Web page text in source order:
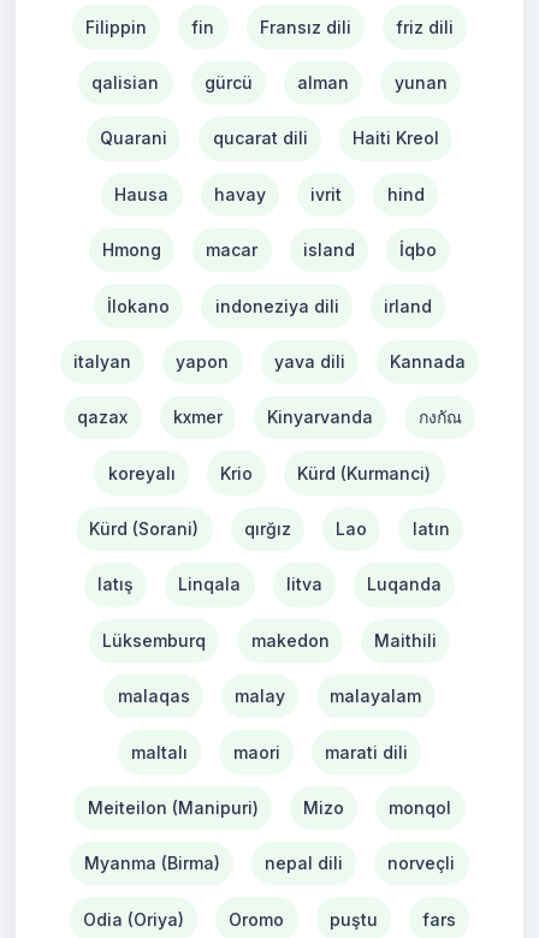
Filippin fin Fransız dili friz dili
qalisian gürcü alman yunan
Quarani qucarat dili Haiti Kreol
Hausa havay ivrit hind
Hmong macar island İqbo
İlokano indoneziya dili irland
italyan yapon yava dili Kannada
qazax kxmer Kinyarvanda กงกัณ
koreyalı Krio Kürd (Kurmanci)
Kürd (Sorani) qırğız Lao latın
latış Linqala litva Luqanda
Lüksemburq makedon Maithili
malaqas malay malayalam
maltalı maori marati dili
Meiteilon (Manipuri) Mizo monqol
Myanma (Birma) nepal dili norveçli
Odia (Oriya) Oromo puştu fars